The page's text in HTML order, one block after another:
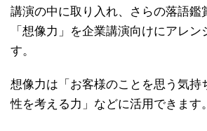
講演の中に取り入れ、さらの落語鑑
「想像力」を企業講演向けにアレン
す。
想像力は「お客様のことを思う気持
性を考える力」などに活用できます。